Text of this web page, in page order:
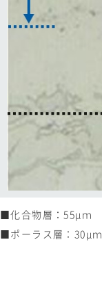
化合物層：55μｍ
ポーラス層：30μｍ